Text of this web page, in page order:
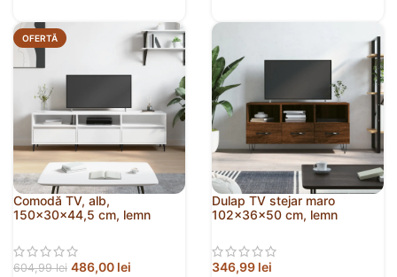
OFERTĂ
Comodă TV, alb,
150x30x44,5 cm, lemn
604,99lei 486,00 lei
Dulap TV stejar maro
102x36x50 cm, lemn
346,99 lei